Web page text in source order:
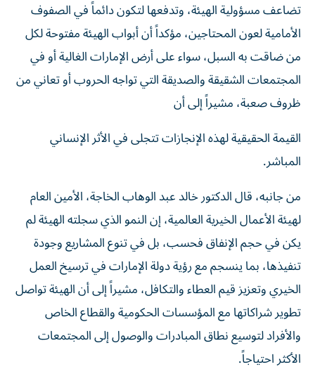
تضاعف مسؤولية الهيئة، وتدفعها لتكون دائماً في الصفوف
الأمامية لعون المحتاجين، مؤكداً أن أبواب الهيئة مفتوحة لكل
من ضاقت به السبل، سواء على أرض الإمارات الغالية أو في
المجتمعات الشقيقة والصديقة التي تواجه الحروب أو تعاني من
ظروف صعبة، مشيراً إلى أن
القيمة الحقيقية لهذه الإنجازات تتجلى في الأثر الإنساني
المباشر.
من جانبه، قال الدكتور خالد عبد الوهاب الخاجة، الأمين العام
لهيئة الأعمال الخيرية العالمية، إن النمو الذي سجلته الهيئة لم
يكن في حجم الإنفاق فحسب، بل في تنوع المشاريع وجودة
تنفيذها، بما ينسجم مع رؤية دولة الإمارات في ترسيخ العمل
الخيري وتعزيز قيم العطاء والتكافل، مشيراً إلى أن الهيئة تواصل
تطوير شراكاتها مع المؤسسات الحكومية والقطاع الخاص
والأفراد لتوسيع نطاق المبادرات والوصول إلى المجتمعات
الأكثر احتياجاً.